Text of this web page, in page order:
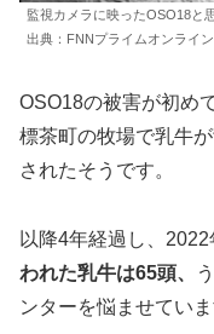
監視カメラに映ったOSO18と
出典：FNNプライムオンライン
OSO18の被害が初め
標茶町の牧場で乳牛
されたそうです。
以降4年経過し、
われた乳牛は65頭、
ンターを悩ませていま